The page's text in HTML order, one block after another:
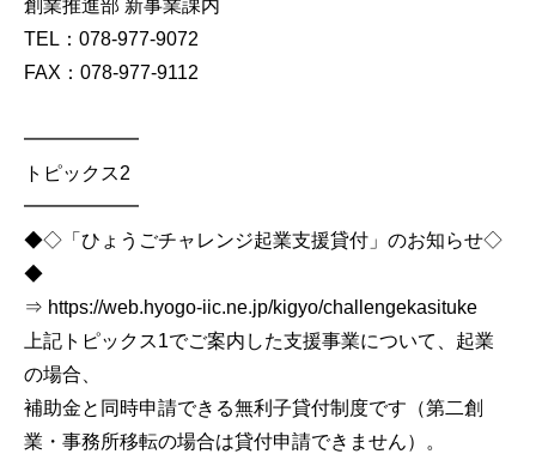
創業推進部 新事業課内
TEL：078-977-9072
FAX：078-977-9112
━━━━━━
トピックス2
━━━━━━
◆◇「ひょうごチャレンジ起業支援貸付」のお知らせ◇
◆
⇒ https://web.hyogo-iic.ne.jp/kigyo/challengekasituke
上記トピックス1でご案内した支援事業について、起業
の場合、
補助金と同時申請できる無利子貸付制度です（第二創
業・事務所移転の場合は貸付申請できません）。